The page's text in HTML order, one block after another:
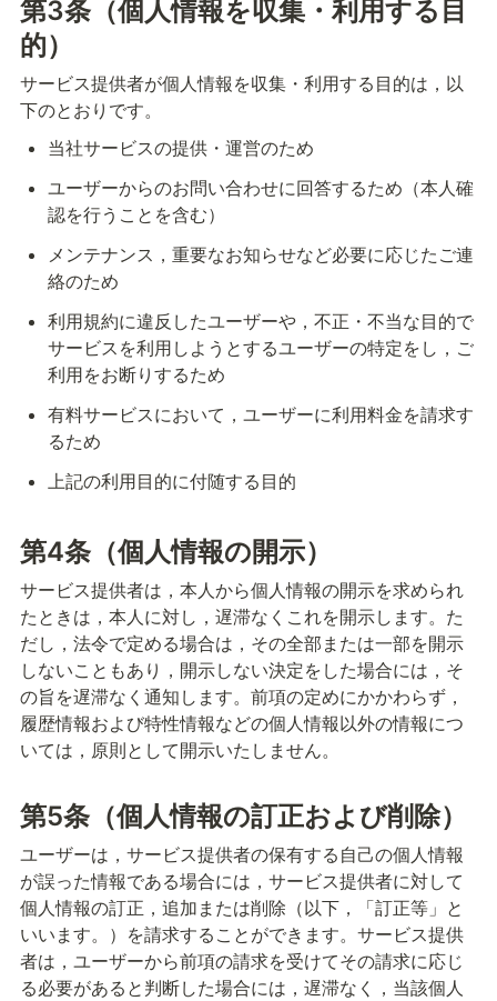
第3条（個人情報を収集・利用する目
的）
サービス提供者が個人情報を収集・利用する目的は，以
下のとおりです。
当社サービスの提供・運営のため
ユーザーからのお問い合わせに回答するため（本人確
認を行うことを含む）
メンテナンス，重要なお知らせなど必要に応じたご連
絡のため
利用規約に違反したユーザーや，不正・不当な目的で
サービスを利用しようとするユーザーの特定をし，ご
利用をお断りするため
有料サービスにおいて，ユーザーに利用料金を請求す
るため
上記の利用目的に付随する目的
第4条（個人情報の開示）
サービス提供者は，本人から個人情報の開示を求められ
たときは，本人に対し，遅滞なくこれを開示します。た
だし，法令で定める場合は，その全部または一部を開示
しないこともあり，開示しない決定をした場合には，そ
の旨を遅滞なく通知します。 前項の定めにかかわらず，
履歴情報および特性情報などの個人情報以外の情報につ
いては，原則として開示いたしません。
第5条（個人情報の訂正および削除）
ユーザーは，サービス提供者の保有する自己の個人情報
が誤った情報である場合には，サービス提供者に対して
個人情報の訂正，追加または削除（以下，「訂正等」と
いいます。）を請求することができます。 サービス提供
者は，ユーザーから前項の請求を受けてその請求に応じ
る必要があると判断した場合には，遅滞なく，当該個人